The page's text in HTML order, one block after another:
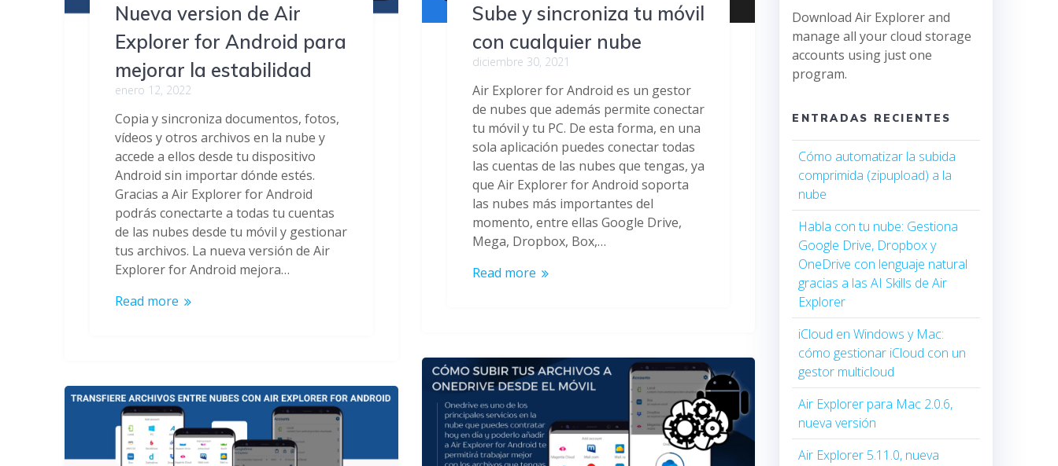
Nueva version de Air
Explorer for Android para
mejorar la estabilidad
enero 12, 2022
Copia y sincroniza documentos, fotos,
vídeos y otros archivos en la nube y
accede a ellos desde tu dispositivo
Android sin importar dónde estés.
Gracias a Air Explorer for Android
podrás conectarte a todas tu cuentas
de las nubes desde tu móvil y gestionar
tus archivos. La nueva versión de Air
Explorer for Android mejora…
Read more
Sube y sincroniza tu móvil
con cualquier nube
diciembre 30, 2021
Air Explorer for Android es un gestor
de nubes que además permite conectar
tu móvil y tu PC. De esta forma, en una
sola aplicación puedes conectar todas
las cuentas de las nubes que tengas, ya
que Air Explorer for Android soporta
las nubes más importantes del
momento, entre ellas Google Drive,
Mega, Dropbox, Box,…
Read more
Download Air Explorer and
manage all your cloud storage
accounts using just one
program.
ENTRADAS RECIENTES
Cómo automatizar la subida
comprimida (zipupload) a la
nube
Habla con tu nube: Gestiona
Google Drive, Dropbox y
OneDrive con lenguaje natural
gracias a las AI Skills de Air
Explorer
iCloud en Windows y Mac:
cómo gestionar iCloud con un
gestor multicloud
Air Explorer para Mac 2.0.6,
nueva versión
Air Explorer 5.11.0, nueva